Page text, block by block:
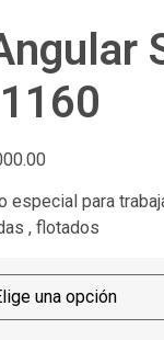
especial para
, flotados